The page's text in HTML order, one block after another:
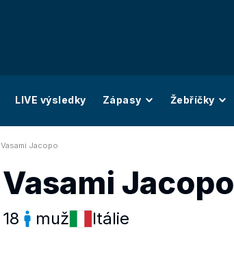
LIVE výsledky Zápasy Žebříčky
Vasami Jacopo
Vasami Jacopo
18 muž Itálie